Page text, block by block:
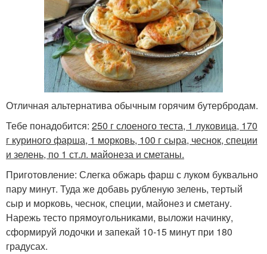
Отличная альтернатива обычным горячим бутербродам.
Тебе понадобится: 250 г слоеного теста, 1 луковица, 170
г куриного фарша, 1 морковь, 100 г сыра, чеснок, специи
и зелень, по 1 ст.л. майонеза и сметаны.
Приготовление: Слегка обжарь фарш с луком буквально
пару минут. Туда же добавь рубленую зелень, тертый
сыр и морковь, чеснок, специи, майонез и сметану.
Нарежь тесто прямоугольниками, выложи начинку,
сформируй лодочки и запекай 10-15 минут при 180
градусах.